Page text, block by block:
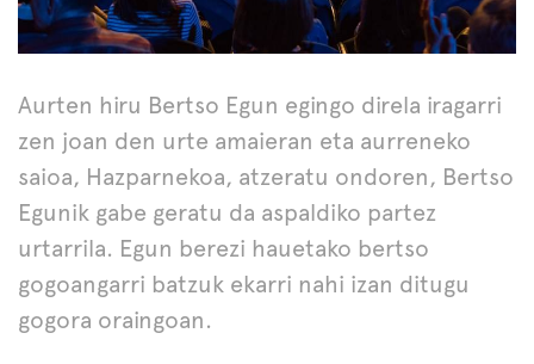
Aurten hiru Bertso Egun egingo direla iragarri
zen joan den urte amaieran eta aurreneko
saioa, Hazparnekoa, atzeratu ondoren, Bertso
Egunik gabe geratu da aspaldiko partez
urtarrila. Egun berezi hauetako bertso
gogoangarri batzuk ekarri nahi izan ditugu
gogora oraingoan.